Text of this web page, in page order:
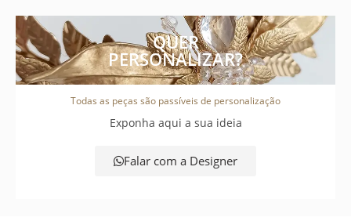
QUER
PERSONALIZAR?
Todas as peças são passíveis de personalização
Exponha aqui a sua ideia
Falar com a Designer